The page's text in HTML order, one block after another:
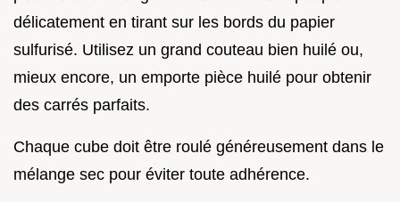
délicatement en tirant sur les bords du papier
sulfurisé. Utilisez un grand couteau bien huilé ou,
mieux encore, un emporte pièce huilé pour obtenir
des carrés parfaits.
Chaque cube doit être roulé généreusement dans le
mélange sec pour éviter toute adhérence.